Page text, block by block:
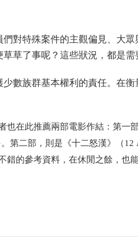
對特殊案件的主觀偏見、大
草了事呢？這些狀況，都是需
數族群基本權利的責任。在
在此推薦兩部電影作結：第一
第二部，則是《十二怒漢》 （
的參考資料，在休閒之餘，也